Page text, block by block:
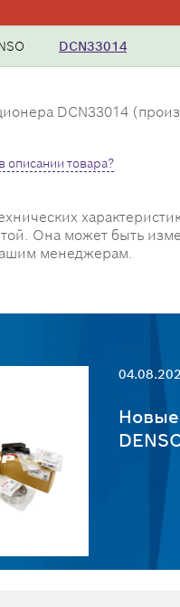
DCN33014
DCN33014
описании товара?
Она может быть
менеджерам.
Новые